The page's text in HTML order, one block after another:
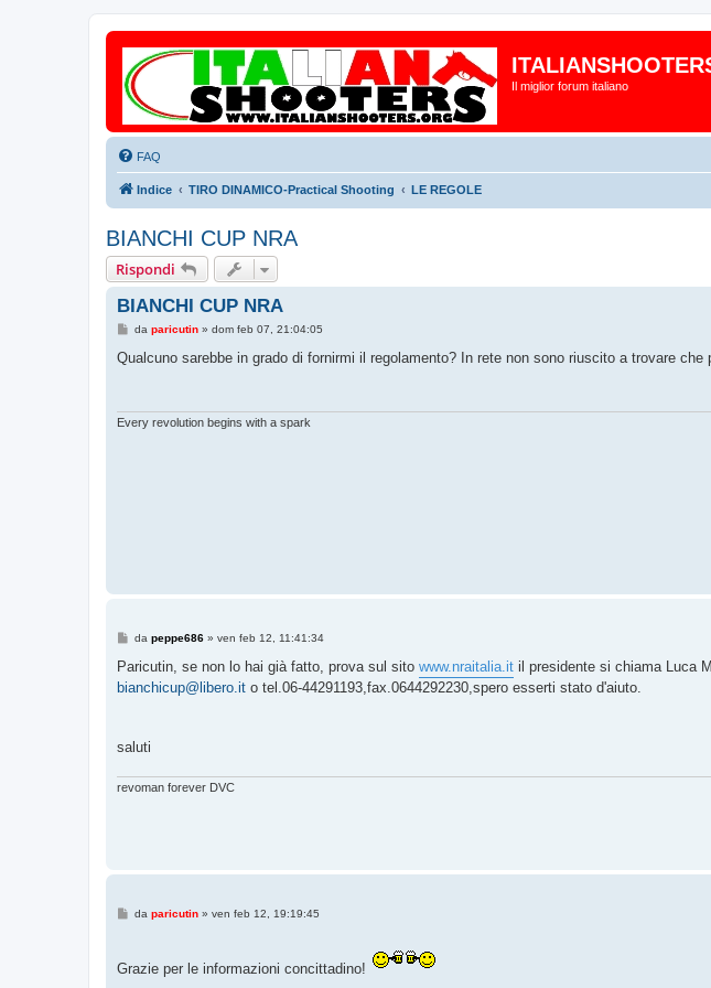
Il miglior forum italiano
FAQ
Indice TIRO DINAMICO-Practical Shooting LE REGOLE
BIANCHI CUP NRA
Rispondi
BIANCHI CUP NRA
M
s
i
da paricutin» dom feb 07, 21:04:05
Qualcuno sarebbe in grado di fornirmi il regolamento? In rete non sono riuscito a trovare
Every revolution begins with a spark
M
s
a
o
da peppe686» ven feb 12, 11:41:34
Paricutin, se non lo hai già fatto, prova sul sito www.nraitalia.it il presidente si chiama Luca
bianchicup@libero.it o tel.06-44291193,fax.0644292230,spero esserti stato d'aiuto.
saluti
revoman forever DVC
M
a
da paricutin» ven feb 12, 19:19:45
Grazie per le informazioni concittadino!